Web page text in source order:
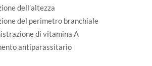
dell’altezza
del perimetro branchiale
di vitamina A
antiparassitario